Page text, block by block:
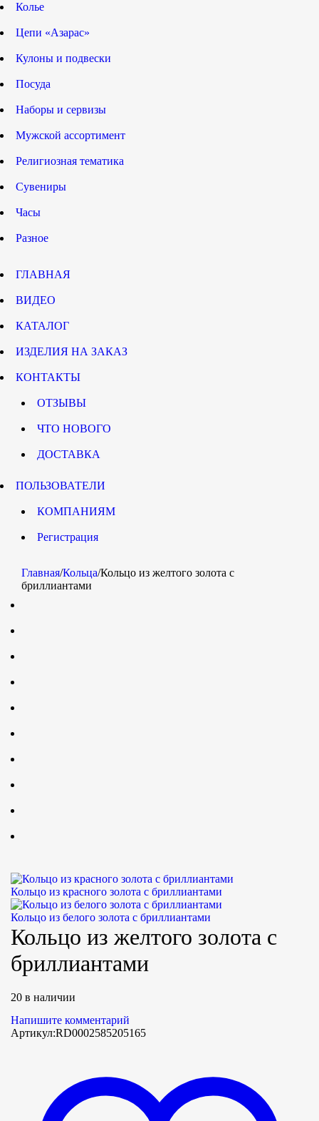
Колье
Цепи «Азарас»
Кулоны и подвески
Посуда
Наборы и сервизы
Мужской ассортимент
Религиозная тематика
Сувениры
Часы
Разное
ГЛАВНАЯ
ВИДЕО
КАТАЛОГ
ИЗДЕЛИЯ НА ЗАКАЗ
КОНТАКТЫ
ОТЗЫВЫ
ЧТО НОВОГО
ДОСТАВКА
ПОЛЬЗОВАТЕЛИ
КОМПАНИЯМ
Регистрация
Главная/Кольца/Кольцо из желтого золота с
бриллиантами
Кольцо из красного золота с бриллиантами
Кольцо из белого золота с бриллиантами
Кольцо из желтого золота с
бриллиантами
20 в наличии
Напишите комментарий
Артикул:RD0002585205165